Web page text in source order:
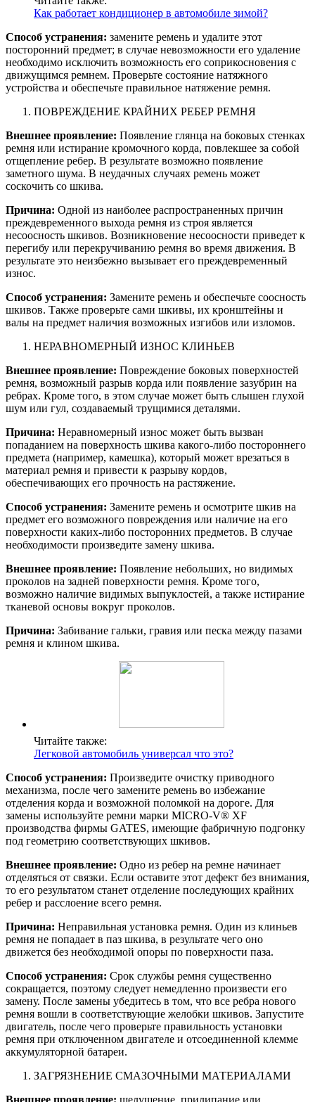
Как работает кондиционер в автомобиле зимой?
Способ устранения: замените ремень и удалите этот
посторонний предмет; в случае невозможности его удаление
необходимо исключить возможность его соприкосновения с
движущимся ремнем. Проверьте состояние натяжного
устройства и обеспечьте правильное натяжение ремня.
ПОВРЕЖДЕНИЕ КРАЙНИХ РЕБЕР РЕМНЯ
Внешнее проявление: Появление глянца на боковых стенках
ремня или истирание кромочного корда, повлекшее за собой
отщепление ребер. В результате возможно появление
заметного шума. В неудачных случаях ремень может
соскочить со шкива.
Причина: Одной из наиболее распространенных причин
преждевременного выхода ремня из строя является
несоосность шкивов. Возникновение несоосности приведет к
перегибу или перекручиванию ремня во время движения. В
результате это неизбежно вызывает его преждевременный
износ.
Способ устранения: Замените ремень и обеспечьте соосность
шкивов. Также проверьте сами шкивы, их кронштейны и
валы на предмет наличия возможных изгибов или изломов.
НЕРАВНОМЕРНЫЙ ИЗНОС КЛИНЬЕВ
Внешнее проявление: Повреждение боковых поверхностей
ремня, возможный разрыв корда или появление зазубрин на
ребрах. Кроме того, в этом случае может быть слышен глухой
шум или гул, создаваемый трущимися деталями.
Причина: Неравномерный износ может быть вызван
попаданием на поверхность шкива какого-либо постороннего
предмета (например, камешка), который может врезаться в
материал ремня и привести к разрыву кордов,
обеспечивающих его прочность на растяжение.
Способ устранения: Замените ремень и осмотрите шкив на
предмет его возможного повреждения или наличие на его
поверхности каких-либо посторонних предметов. В случае
необходимости произведите замену шкива.
Внешнее проявление: Появление небольших, но видимых
проколов на задней поверхности ремня. Кроме того,
возможно наличие видимых выпуклостей, а также истирание
тканевой основы вокруг проколов.
Причина: Забивание гальки, гравия или песка между пазами
ремня и клином шкива.
Читайте также:
Легковой автомобиль универсал что это?
Способ устранения: Произведите очистку приводного
механизма, после чего замените ремень во избежание
отделения корда и возможной поломкой на дороге. Для
замены используйте ремни марки MICRO-V® XF
производства фирмы GATES, имеющие фабричную подгонку
под геометрию соответствующих шкивов.
Внешнее проявление: Одно из ребер на ремне начинает
отделяться от связки. Если оставите этот дефект без внимания,
то его результатом станет отделение последующих крайних
ребер и расслоение всего ремня.
Причина: Неправильная установка ремня. Один из клиньев
ремня не попадает в паз шкива, в результате чего оно
движется без необходимой опоры по поверхности паза.
Способ устранения: Срок службы ремня существенно
сокращается, поэтому следует немедленно произвести его
замену. После замены убедитесь в том, что все ребра нового
ремня вошли в соответствующие желобки шкивов. Запустите
двигатель, после чего проверьте правильность установки
ремня при отключенном двигателе и отсоединенной клемме
аккумуляторной батареи.
ЗАГРЯЗНЕНИЕ СМАЗОЧНЫМИ МАТЕРИАЛАМИ
Внешнее проявление: шелушение, прилипание или